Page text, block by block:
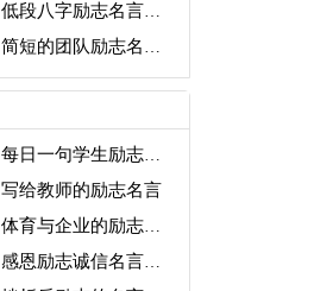
低段八字励志名言警句
每日一句学生励志名言
写给教师的励志名言
体育与企业的励志名言
感恩励志诚信名言微波